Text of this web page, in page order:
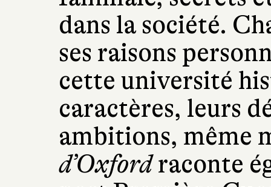
dans la société.
ses raisons
cette université
caractères, leurs
ambitions, même
d’Oxfordraconte